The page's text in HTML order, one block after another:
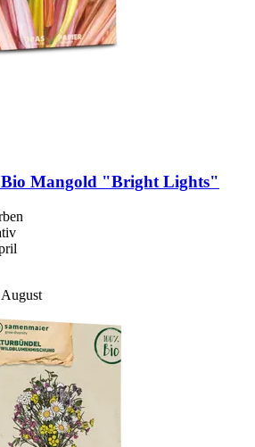
Bio Mangold "Bright Lights"